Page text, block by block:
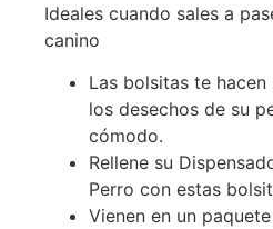
Ideales cuando sales a
canino
Las bolsitas te
los desechos de su
cómodo.
Rellene su
Perro con estas
Vienen en un